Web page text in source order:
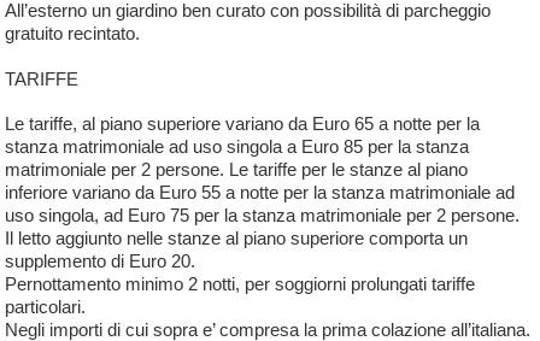
All’esterno un giardino ben curato con possibilità di parcheggio
gratuito recintato.
TARIFFE
Le tariffe, al piano superiore variano da Euro 65 a notte per la
stanza matrimoniale ad uso singola a Euro 85 per la stanza
matrimoniale per 2 persone. Le tariffe per le stanze al piano
inferiore variano da Euro 55 a notte per la stanza matrimoniale ad
uso singola, ad Euro 75 per la stanza matrimoniale per 2 persone.
Il letto aggiunto nelle stanze al piano superiore comporta un
supplemento di Euro 20.
Pernottamento minimo 2 notti, per soggiorni prolungati tariffe
particolari.
Negli importi di cui sopra e’ compresa la prima colazione all’italiana.